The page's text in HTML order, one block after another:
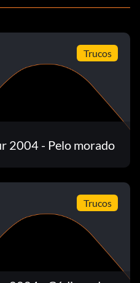
que escribir clownster en
un payaso.
Trucos
2004 - Pelo morado
Trucos